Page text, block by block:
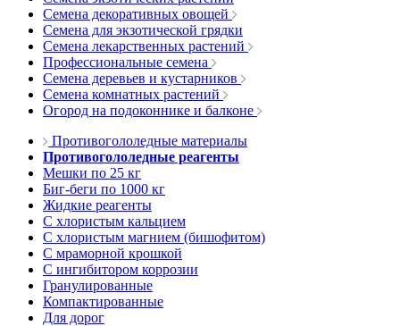
Семена декоративных овощей
Семена для экзотической грядки
Семена лекарственных растений
Профессиональные семена
Семена деревьев и кустарников
Семена комнатных растений
Огород на подоконнике и балконе
Противогололедные материалы
Противогололедные реагенты
Мешки по 25 кг
Биг-беги по 1000 кг
Жидкие реагенты
С хлористым кальцием
С хлористым магнием (бишофитом)
С мраморной крошкой
С ингибитором коррозии
Гранулированные
Компактированные
Для дорог